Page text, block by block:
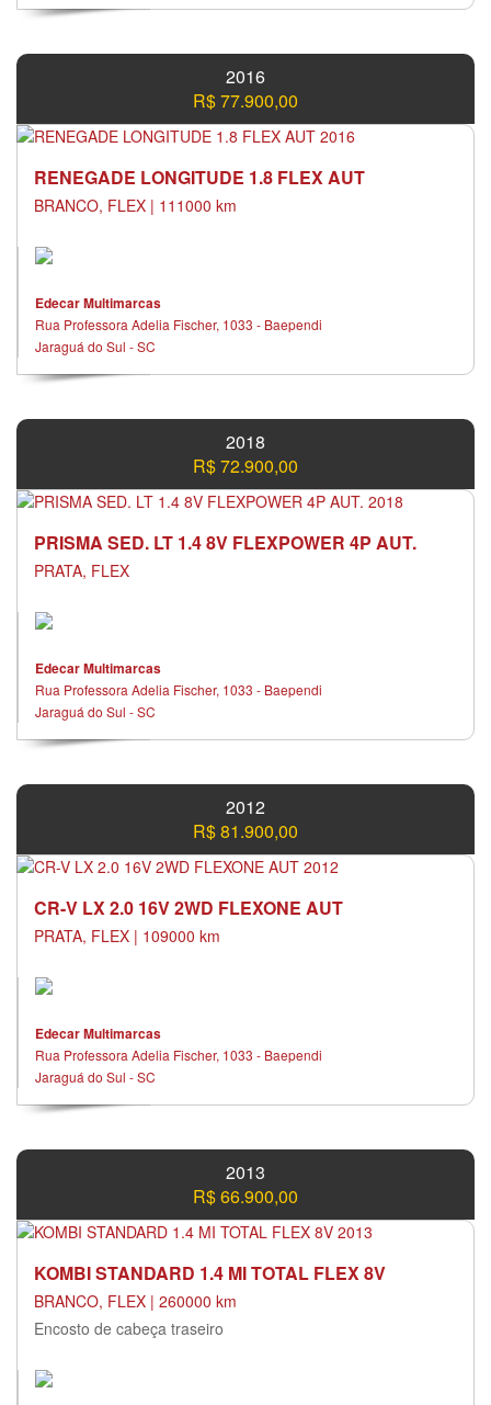
2016
R$ 77.900,00
RENEGADE LONGITUDE 1.8 FLEX AUT
BRANCO, FLEX | 111000 km
Edecar Multimarcas
Rua Professora Adelia Fischer, 1033 - Baependi
Jaraguá do Sul - SC
2018
R$ 72.900,00
PRISMA SED. LT 1.4 8V FLEXPOWER 4P AUT.
PRATA, FLEX
Edecar Multimarcas
Rua Professora Adelia Fischer, 1033 - Baependi
Jaraguá do Sul - SC
2012
R$ 81.900,00
CR-V LX 2.0 16V 2WD FLEXONE AUT
PRATA, FLEX | 109000 km
Edecar Multimarcas
Rua Professora Adelia Fischer, 1033 - Baependi
Jaraguá do Sul - SC
2013
R$ 66.900,00
KOMBI STANDARD 1.4 MI TOTAL FLEX 8V
BRANCO, FLEX | 260000 km
Encosto de cabeça traseiro